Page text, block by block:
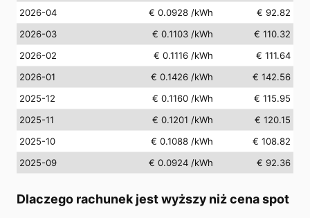
2026-04
€ 0.0928 /kWh
€ 92.82
2026-03
€ 0.1103 /kWh
€ 110.32
2026-02
€ 0.1116 /kWh
€ 111.64
2026-01
€ 0.1426 /kWh
€ 142.56
2025-12
€ 0.1160 /kWh
€ 115.95
2025-11
€ 0.1201 /kWh
€ 120.15
2025-10
€ 0.1088 /kWh
€ 108.82
2025-09
€ 0.0924 /kWh € 92.36
Dlaczego rachunek jest wyższy niż cena spot